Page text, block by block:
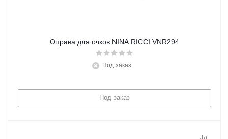
Оправа для очков NINA RICCI VNR294
Под заказ
Под заказ